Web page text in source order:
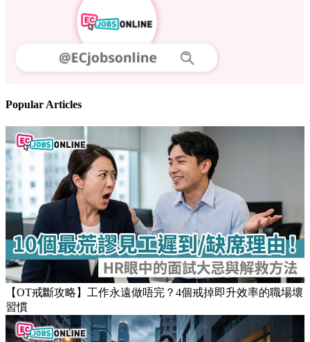
Popular Articles
【OT戒斷攻略】工作永遠做唔完？4個戒掉即升效率的職場壞
習慣